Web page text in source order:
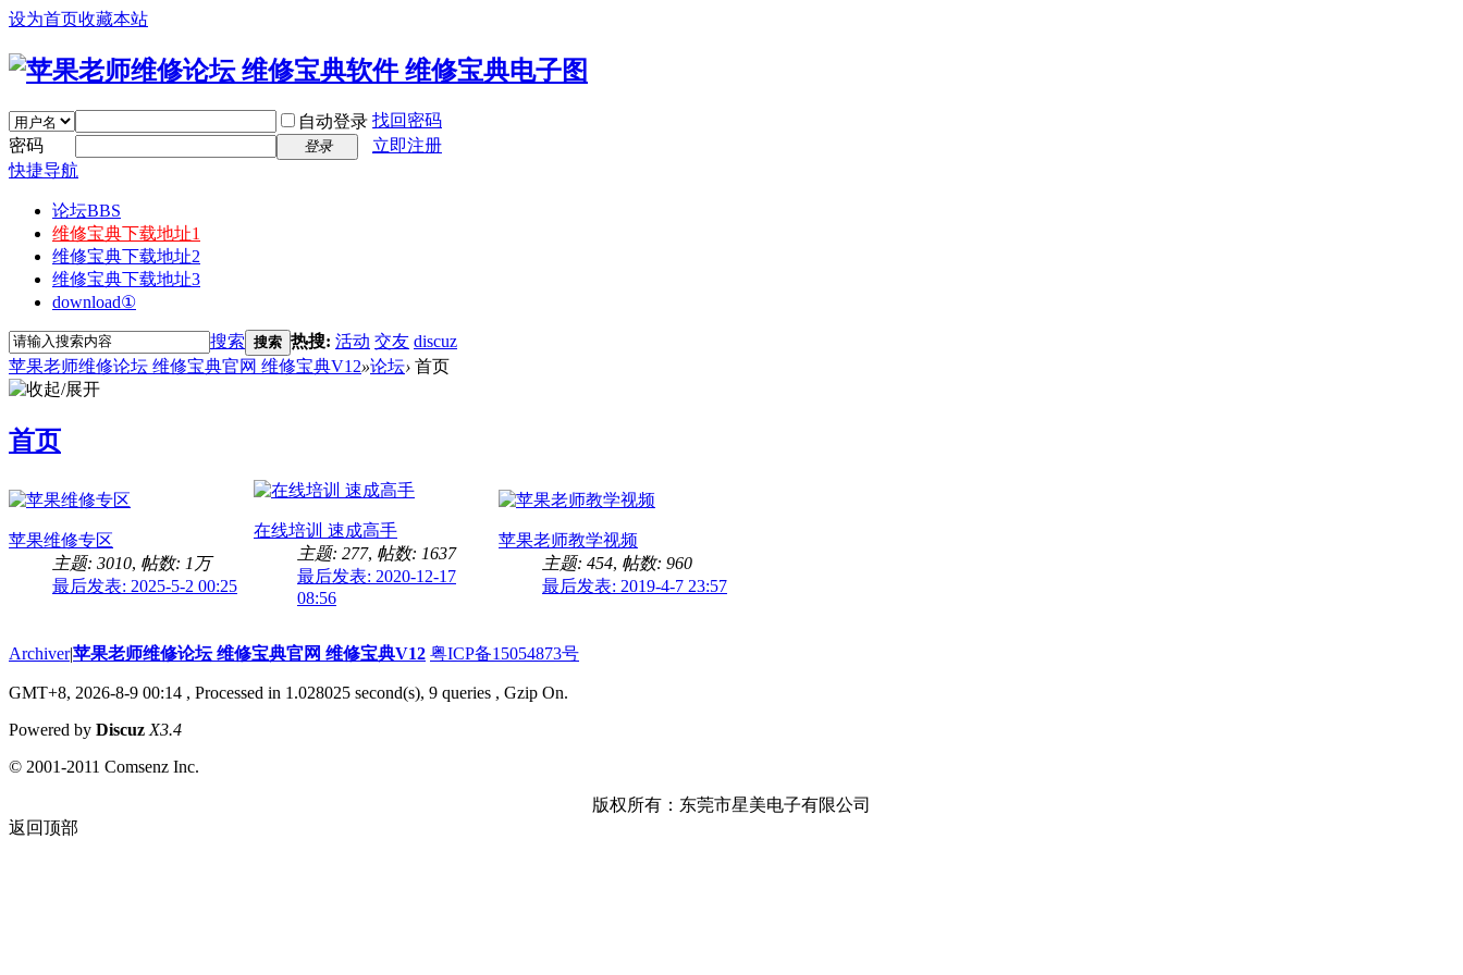
设为首页收藏本站
自动登录 找回密码
密码
登录
立即注册
快捷导航
论坛BBS
维修宝典下载地址1
维修宝典下载地址2
维修宝典下载地址3
download①
搜索 搜索 热搜: 活动 交友 discuz
苹果老师维修论坛 维修宝典官网 维修宝典V12»论坛› 首页
首页
苹果维修专区
主题: 3010, 帖数: 1万
最后发表: 2025-5-2 00:25
在线培训 速成高手
主题: 277, 帖数: 1637
最后发表: 2020-12-17
08:56
苹果老师教学视频
主题: 454, 帖数: 960
最后发表: 2019-4-7 23:57
Archiver|苹果老师维修论坛 维修宝典官网 维修宝典V12 粤ICP备15054873号
GMT+8, 2026-8-9 00:14 , Processed in 1.028025 second(s), 9 queries , Gzip On.
Powered by Discuz X3.4
© 2001-2011 Comsenz Inc.
版权所有：东莞市星美电子有限公司
返回顶部